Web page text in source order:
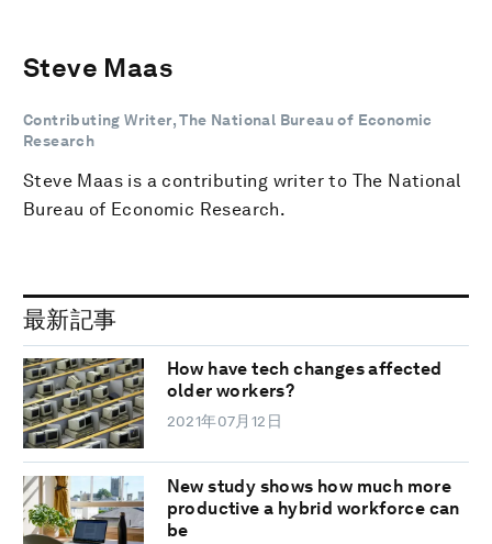
Steve Maas
Contributing Writer, The National Bureau of Economic
Research
Steve Maas is a contributing writer to The National
Bureau of Economic Research.
最新記事
How have tech changes affected
older workers?
2021年07月12日
New study shows how much more
productive a hybrid workforce can
be